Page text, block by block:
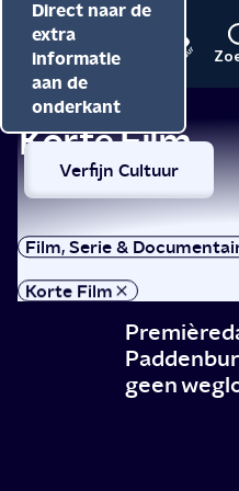
Direct naar de
inhoud
Direct naar de
hoofdnavigatie
Direct naar de
extra
informatie
aan de
onderkant
Menu
Naar
de
NPO
beginpagina
NPO
Cultuur
Korte Film
Film, Serie &
geen
Verfijn Cultuur
Film, Serie &
Korte Film